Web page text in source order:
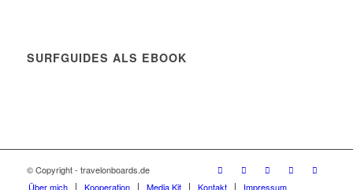
SURFGUIDES ALS EBOOK
© Copyright - travelonboards.de
Über mich
Kooperation Media Kit Kontakt Impressum